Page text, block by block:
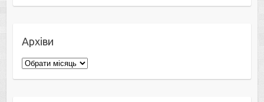
Архіви
Архіви